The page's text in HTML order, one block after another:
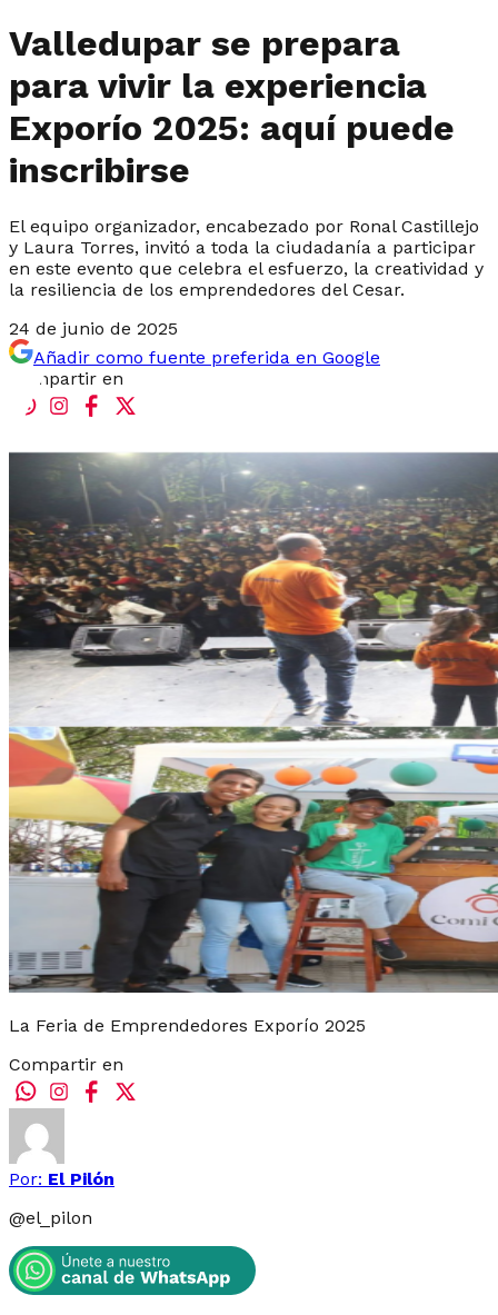
Valledupar se prepara
para vivir la experiencia
Exporío 2025: aquí puede
inscribirse
El equipo organizador, encabezado por Ronal Castillejo
y Laura Torres, invitó a toda la ciudadanía a participar
en este evento que celebra el esfuerzo, la creatividad y
la resiliencia de los emprendedores del Cesar.
24 de junio de 2025
Añadir como fuente preferida en Google
Compartir en
La Feria de Emprendedores Exporío 2025
Compartir en
Por: El Pilón
@el_pilon